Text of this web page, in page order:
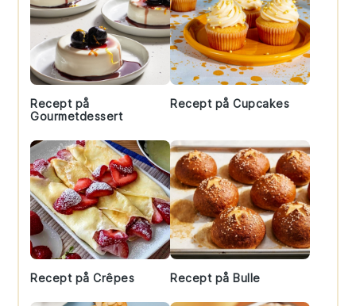
Recept på
Gourmetdessert
Recept på Cupcakes
Recept på Crêpes Recept på Bulle